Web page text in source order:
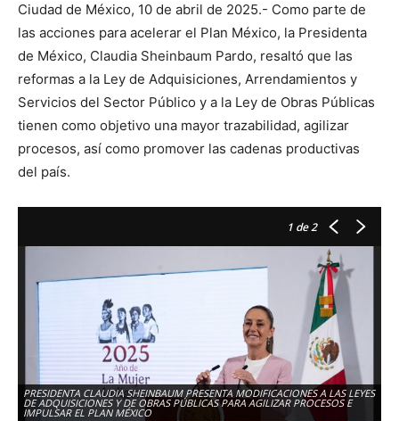
Ciudad de México, 10 de abril de 2025.- Como parte de
las acciones para acelerar el Plan México, la Presidenta
de México, Claudia Sheinbaum Pardo, resaltó que las
reformas a la Ley de Adquisiciones, Arrendamientos y
Servicios del Sector Público y a la Ley de Obras Públicas
tienen como objetivo una mayor trazabilidad, agilizar
procesos, así como promover las cadenas productivas
del país.
1 de 2
PRESIDENTA CLAUDIA SHEINBAUM PRESENTA MODIFICACIONES A LAS LEYES
DE ADQUISICIONES Y DE OBRAS PÚBLICAS PARA AGILIZAR PROCESOS E
IMPULSAR EL PLAN MÉXICO